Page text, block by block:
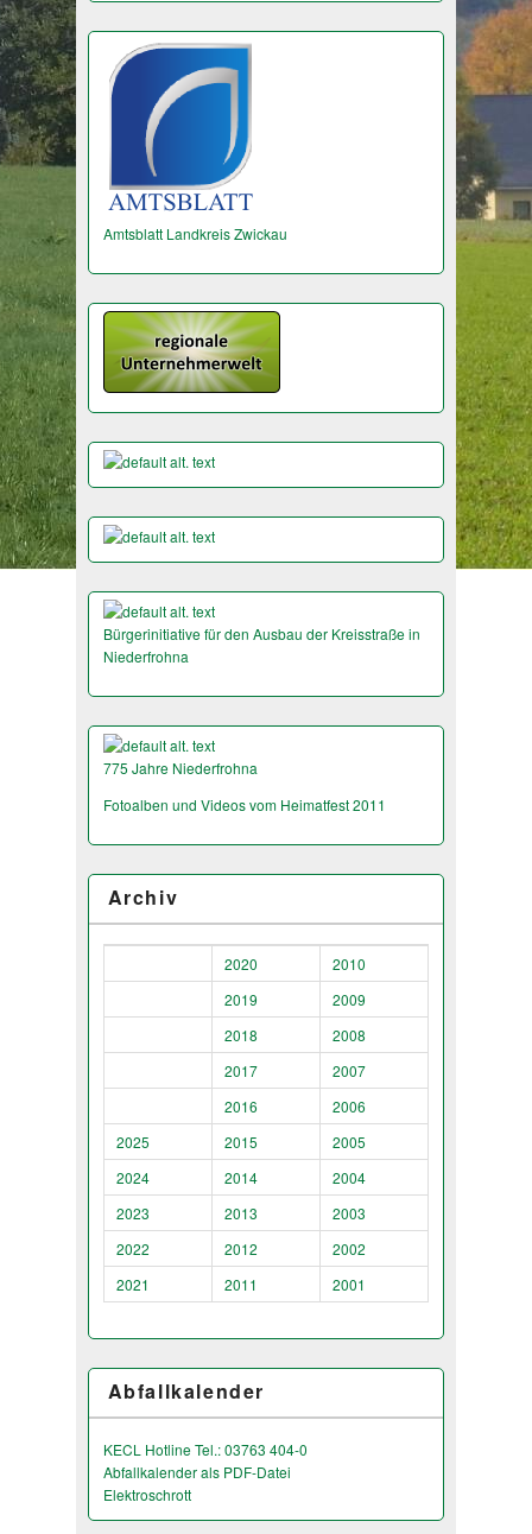
Amtsblatt Landkreis Zwickau
Bürgerinitiative für den Ausbau der Kreisstraße in
Niederfrohna
775 Jahre Niederfrohna
Fotoalben und Videos vom Heimatfest 2011
Archiv
2020
2010
2019
2009
2018
2008
2017
2007
2016
2006
2025
2015
2005
2024
2014
2004
2023
2013
2003
2022
2012
2002
2021
2011 2001
Abfallkalender
KECL Hotline Tel.: 03763 404-0
Abfallkalender als PDF-Datei
Elektroschrott